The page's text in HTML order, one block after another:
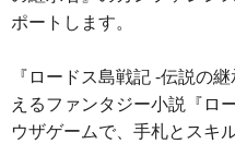
ポートします。
『ロードス島戦記 -伝説の
えるファンタジー小説『ロ
ウザゲームで、手札とスキ